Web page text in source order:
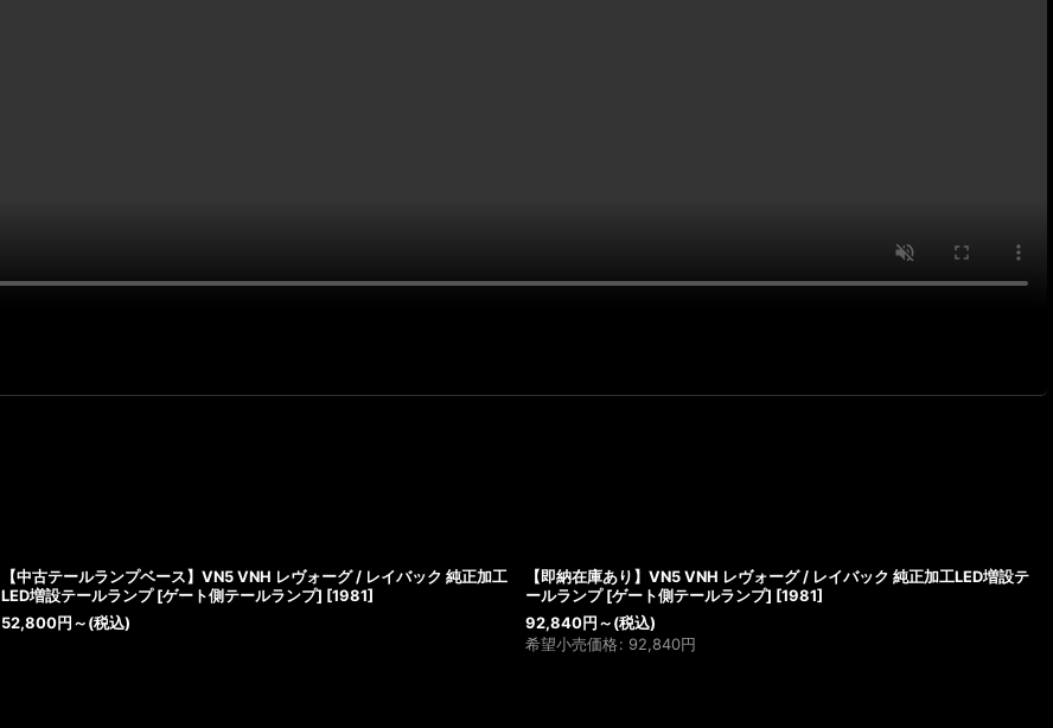
【中古テールランプベース】VN5 VNH レヴォーグ / レイバック 純正加工
LED増設テールランプ [ゲート側テールランプ] [1981]
52,800円 ～ (税込)
【即納在庫あり】VN5 VNH レヴォーグ / レイバック 純正加工LED増設テ
ールランプ [ゲート側テールランプ] [1981]
92,840円 ～ (税込)
希望小売価格: 92,840円